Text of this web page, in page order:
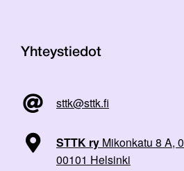
Yhteystiedot
sttk@sttk.fi
STTK ry Mikonkatu 8 A,
00101 Helsinki